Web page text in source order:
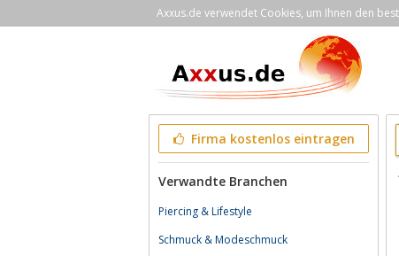
Axxus.de verwendet Cookies, um Ihnen den
Firma kostenlos eintragen
Verwandte Branchen
Piercing & Lifestyle
Schmuck & Modeschmuck